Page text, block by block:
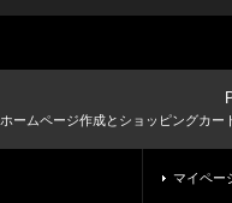
ホームページ作成とショッピングカー
マイペー